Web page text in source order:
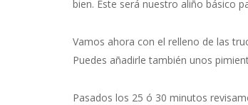
bien. Este será nuestro aliño básico
Vamos ahora con el relleno de las
Puedes añadirle también unos
Pasados los 25 ó 30 minutos